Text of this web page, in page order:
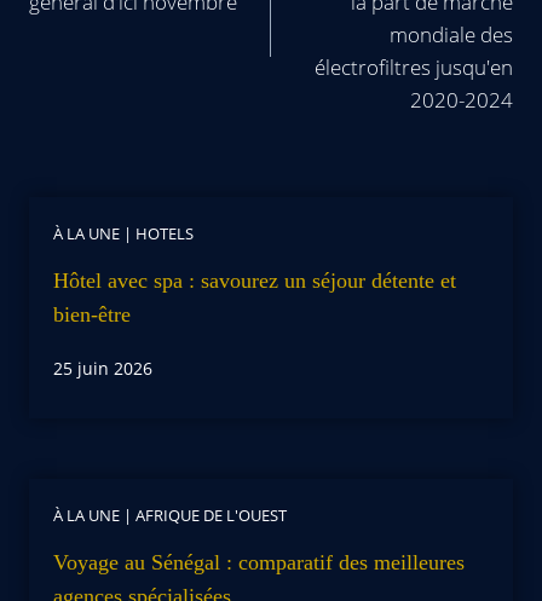
mondiale des
électrofiltres jusqu'en
2020-2024
À LA UNE | HOTELS
Hôtel avec spa : savourez un séjour détente et
bien-être
25 juin 2026
À LA UNE | AFRIQUE DE L'OUEST
Voyage au Sénégal : comparatif des meilleures
agences spécialisées